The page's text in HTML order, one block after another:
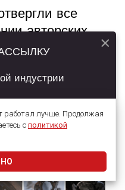
все
авторских
что наняли
что и истец,
во
работал лучше. Продолжая
с политикой
индустрии
данных
×